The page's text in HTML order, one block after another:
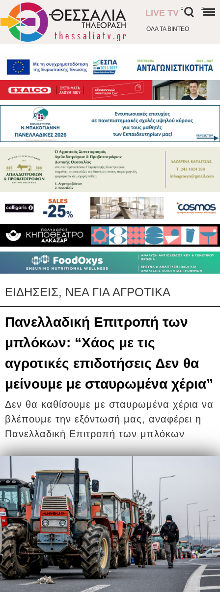
ΟΛΑ ΤΑ ΒΙΝΤΕΟ
LIVE TV
- -
ΕΙΔΗΣΕΙΣ, ΝΕΑ ΓΙΑ ΑΓΡΟΤΙΚΑ
Πανελλαδική Επιτροπή των
μπλόκων: “Χάος με τις
αγροτικές επιδοτήσεις Δεν θα
μείνουμε με σταυρωμένα χέρια”
Δεν θα καθίσουμε με σταυρωμένα χέρια να
βλέπουμε την εξόντωσή μας, αναφέρει η
Πανελλαδική Επιτροπή των μπλόκων